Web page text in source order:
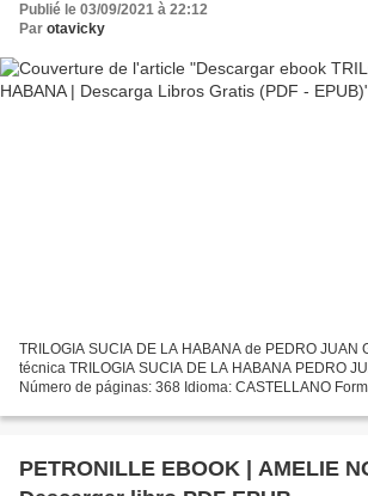
Publié le 03/09/2021 à 22:12
Par otavicky
TRILOGIA SUCIA DE LA HABANA de PEDRO JUAN
técnica TRILOGIA SUCIA DE LA HABANA PEDRO
Número de páginas: 368 Idioma: CASTELLANO
Descargar...
PETRONILLE EBOOK | AMELIE